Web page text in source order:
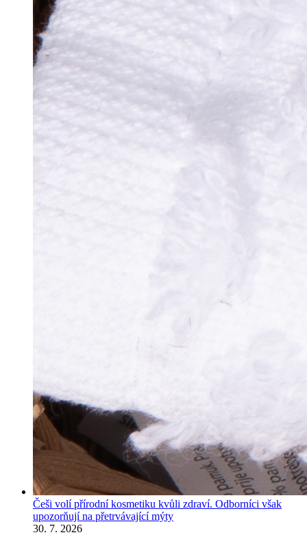
Češi volí přírodní kosmetiku kvůli zdraví. Odborníci však
upozorňují na přetrvávající mýty
30. 7. 2026